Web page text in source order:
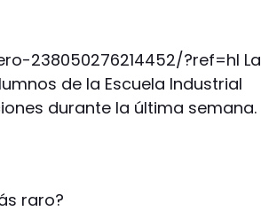
238050276214452/?ref=hl La
de la Escuela Industrial
durante la última semana.
raro?